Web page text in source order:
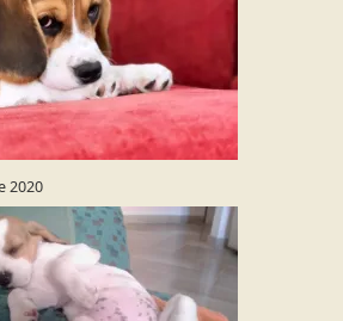
2020